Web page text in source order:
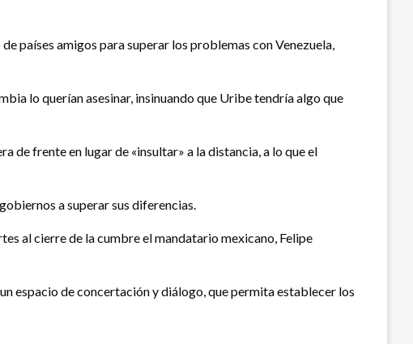
países amigos para superar los problemas con Venezuela,
lo querían asesinar, insinuando que Uribe tendría algo que
de frente en lugar de «insultar» a la distancia, a lo que el
a superar sus diferencias.
al cierre de la cumbre el mandatario mexicano, Felipe
espacio de concertación y diálogo, que permita establecer los